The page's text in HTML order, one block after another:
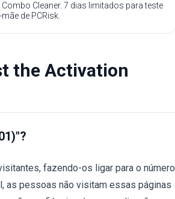
Cleaner. 7 dias limitados para teste
de PCRisk.
the Activation
fazendo-os ligar para o número
as pessoas não visitam essas páginas